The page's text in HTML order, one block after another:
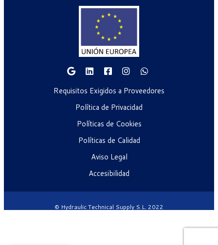
Requisitos Exigidos a Proveedores
Política de Privacidad
Políticas de Cookies
Políticas de Calidad
Aviso Legal
Accesibilidad
© Hydraulic Technical Supply S.L. 2022